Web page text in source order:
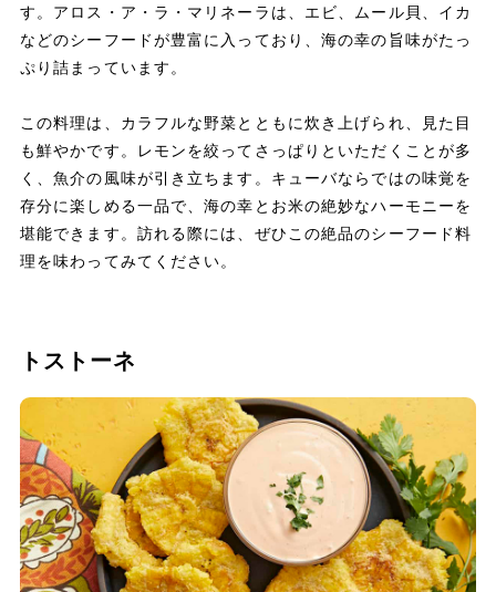
す。アロス・ア・ラ・マリネーラは、エビ、ムール貝、イカ
などのシーフードが豊富に入っており、海の幸の旨味がたっ
ぷり詰まっています。
この料理は、カラフルな野菜とともに炊き上げられ、見た目
も鮮やかです。レモンを絞ってさっぱりといただくことが多
く、魚介の風味が引き立ちます。キューバならではの味覚を
存分に楽しめる一品で、海の幸とお米の絶妙なハーモニーを
堪能できます。訪れる際には、ぜひこの絶品のシーフード料
理を味わってみてください。
トストーネ